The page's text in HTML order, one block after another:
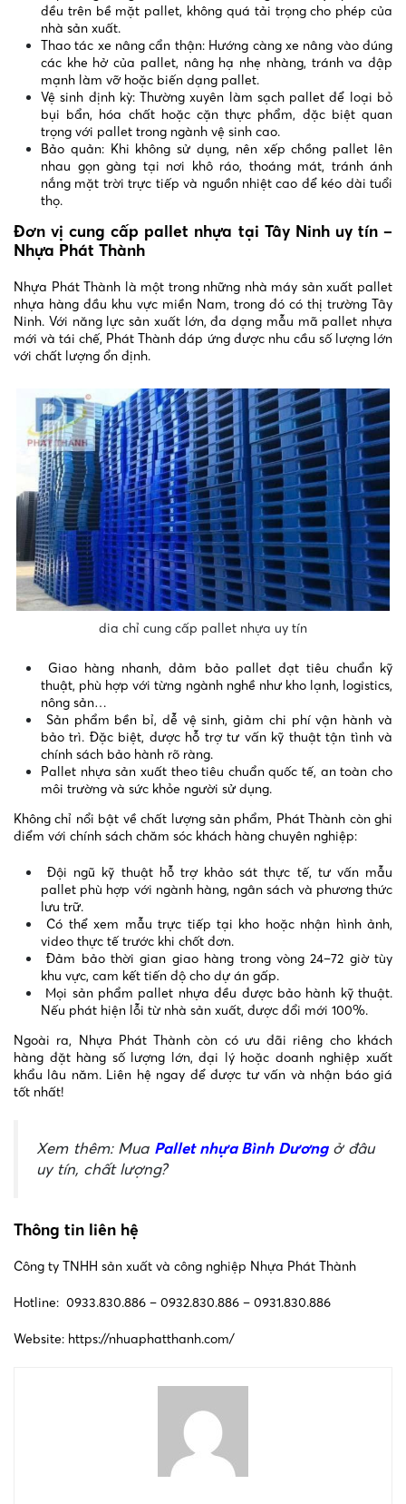
đều trên bề mặt pallet, không quá tải trọng cho phép của
nhà sản xuất.
Thao tác xe nâng cẩn thận: Hướng càng xe nâng vào đúng
các khe hở của pallet, nâng hạ nhẹ nhàng, tránh va đập
mạnh làm vỡ hoặc biến dạng pallet.
Vệ sinh định kỳ: Thường xuyên làm sạch pallet để loại bỏ
bụi bẩn, hóa chất hoặc cặn thực phẩm, đặc biệt quan
trọng với pallet trong ngành vệ sinh cao.
Bảo quản: Khi không sử dụng, nên xếp chồng pallet lên
nhau gọn gàng tại nơi khô ráo, thoáng mát, tránh ánh
nắng mặt trời trực tiếp và nguồn nhiệt cao để kéo dài tuổi
thọ.
Đơn vị cung cấp pallet nhựa tại Tây Ninh uy tín –
Nhựa Phát Thành
Nhựa Phát Thành là một trong những nhà máy sản xuất pallet
nhựa hàng đầu khu vực miền Nam, trong đó có thị trường Tây
Ninh. Với năng lực sản xuất lớn, đa dạng mẫu mã pallet nhựa
mới và tái chế, Phát Thành đáp ứng được nhu cầu số lượng lớn
với chất lượng ổn định.
dia chỉ cung cấp pallet nhựa uy tín
Giao hàng nhanh, đảm bảo pallet đạt tiêu chuẩn kỹ
thuật, phù hợp với từng ngành nghề như kho lạnh, logistics,
nông sản…
Sản phẩm bền bỉ, dễ vệ sinh, giảm chi phí vận hành và
bảo trì. Đặc biệt, được hỗ trợ tư vấn kỹ thuật tận tình và
chính sách bảo hành rõ ràng.
Pallet nhựa sản xuất theo tiêu chuẩn quốc tế, an toàn cho
môi trường và sức khỏe người sử dụng.
Không chỉ nổi bật về chất lượng sản phẩm, Phát Thành còn ghi
điểm với chính sách chăm sóc khách hàng chuyên nghiệp:
Đội ngũ kỹ thuật hỗ trợ khảo sát thực tế, tư vấn mẫu
pallet phù hợp với ngành hàng, ngân sách và phương thức
lưu trữ.
Có thể xem mẫu trực tiếp tại kho hoặc nhận hình ảnh,
video thực tế trước khi chốt đơn.
Đảm bảo thời gian giao hàng trong vòng 24–72 giờ tùy
khu vực, cam kết tiến độ cho dự án gấp.
Mọi sản phẩm pallet nhựa đều được bảo hành kỹ thuật.
Nếu phát hiện lỗi từ nhà sản xuất, được đổi mới 100%.
Ngoài ra, Nhựa Phát Thành còn có ưu đãi riêng cho khách
hàng đặt hàng số lượng lớn, đại lý hoặc doanh nghiệp xuất
khẩu lâu năm. Liên hệ ngay để được tư vấn và nhận báo giá
tốt nhất!
Xem thêm: Mua Pallet nhựa Bình Dươngở đâu
uy tín, chất lượng?
Thông tin liên hệ
Công ty TNHH sản xuất và công nghiệp Nhựa Phát Thành
Hotline: 0933.830.886 – 0932.830.886 – 0931.830.886
Website: https://nhuaphatthanh.com/